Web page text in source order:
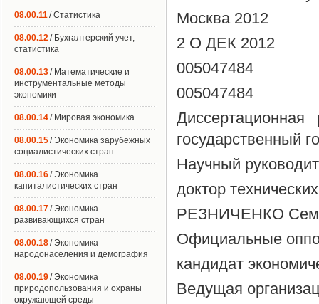
Москва 2012
2 О ДЕК 2012
005047484
005047484
государственный
Научный
доктор
РЕЗНИЧЕНКО
Официальные
кандидат
Ведущая
08.00.11/ Статистика
08.00.12/ Бухгалтерский учет,
статистика
08.00.13/ Математические и
инструментальные методы
экономики
08.00.14/ Мировая экономика
08.00.15/ Экономика зарубежных
социалистических стран
08.00.16/ Экономика
капиталистических стран
08.00.17/ Экономика
развивающихся стран
08.00.18/ Экономика
народонаселения и демография
08.00.19/ Экономика
природопользования и охраны
окружающей среды